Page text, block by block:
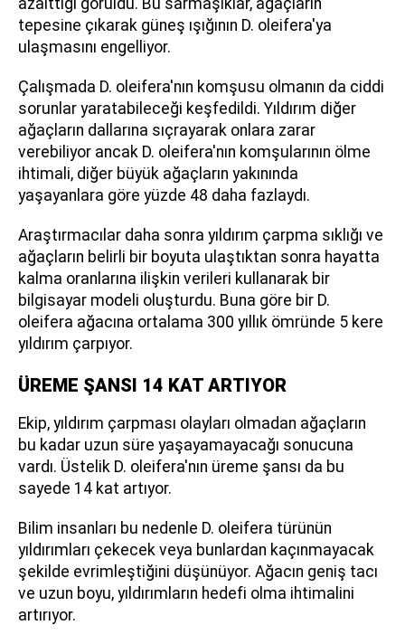
tepesine çıkarak güneş ışığının D. oleifera'ya
ulaşmasını engelliyor.
Çalışmada D. oleifera'nın komşusu olmanın da ciddi
sorunlar yaratabileceği keşfedildi. Yıldırım diğer
ağaçların dallarına sıçrayarak onlara zarar
verebiliyor ancak D. oleifera'nın komşularının ölme
ihtimali, diğer büyük ağaçların yakınında
yaşayanlara göre yüzde 48 daha fazlaydı.
Araştırmacılar daha sonra yıldırım çarpma sıklığı ve
ağaçların belirli bir boyuta ulaştıktan sonra hayatta
kalma oranlarına ilişkin verileri kullanarak bir
bilgisayar modeli oluşturdu. Buna göre bir D.
oleifera ağacına ortalama 300 yıllık ömründe 5 kere
yıldırım çarpıyor.
ÜREME ŞANSI 14 KAT ARTIYOR
Ekip, yıldırım çarpması olayları olmadan ağaçların
bu kadar uzun süre yaşayamayacağı sonucuna
vardı. Üstelik D. oleifera'nın üreme şansı da bu
sayede 14 kat artıyor.
Bilim insanları bu nedenle D. oleifera türünün
yıldırımları çekecek veya bunlardan kaçınmayacak
şekilde evrimleştiğini düşünüyor. Ağacın geniş tacı
ve uzun boyu, yıldırımların hedefi olma ihtimalini
artırıyor.